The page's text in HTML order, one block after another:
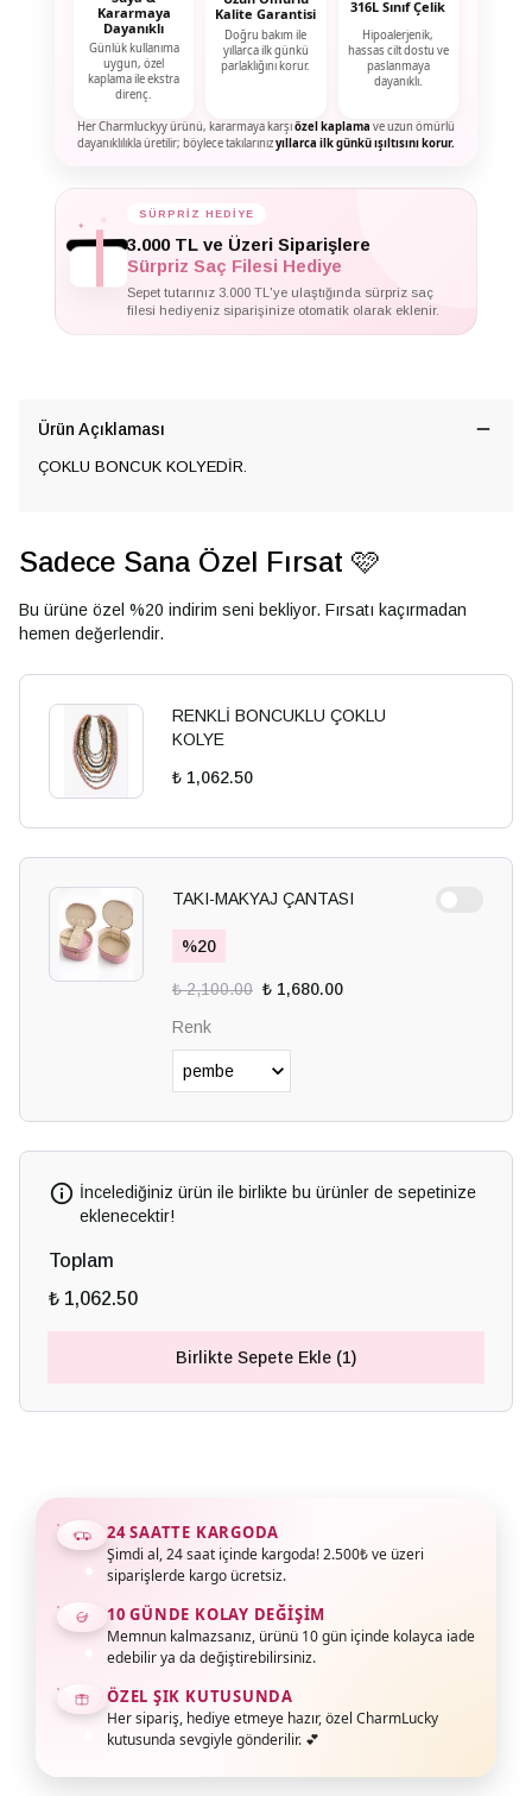
Kararmaya
Dayanıklı
Günlük kullanıma
uygun, özel
kaplama ile ekstra
direnç.
Kalite Garantisi
Doğru bakım ile
yıllarca ilk günkü
parlaklığını korur.
316L Sınıf Çelik
Hipoalerjenik,
hassas cilt dostu ve
paslanmaya
dayanıklı.
Her Charmluckyy ürünü, kararmaya karşıözel kaplama ve uzun ömürlü
dayanıklılıkla üretilir; böylece takılarınızyıllarca ilk günkü ışıltısını korur.
✦ SÜRPRİZ HEDİYE
3.000 TL ve Üzeri Siparişlere
Sürpriz Saç Filesi Hediye
Sepet tutarınız 3.000 TL'ye ulaştığında sürpriz saç
filesi hediyeniz siparişinize otomatik olarak eklenir.
Ürün Açıklaması
ÇOKLU BONCUK KOLYEDİR.
Sadece Sana Özel Fırsat 🩷
Bu ürüne özel %20 indirim seni bekliyor. Fırsatı kaçırmadan
hemen değerlendir.
RENKLİ BONCUKLU ÇOKLU
KOLYE
₺ 1,062.50
TAKI-MAKYAJ ÇANTASI
%20
₺ 2,100.00 ₺ 1,680.00
Renk
İncelediğiniz ürün ile birlikte bu ürünler de sepetinize
eklenecektir!
Toplam
₺ 1,062.50
Birlikte Sepete Ekle (1)
24 SAATTE KARGODA
Şimdi al, 24 saat içinde kargoda! 2.500₺ ve üzeri
siparişlerde kargo ücretsiz.
10 GÜNDE KOLAY DEĞIŞIM
Memnun kalmazsanız, ürünü 10 gün içinde kolayca iade
edebilir ya da değiştirebilirsiniz.
ÖZEL ŞIK KUTUSUNDA
Her sipariş, hediye etmeye hazır, özel CharmLucky
kutusunda sevgiyle gönderilir. 💕